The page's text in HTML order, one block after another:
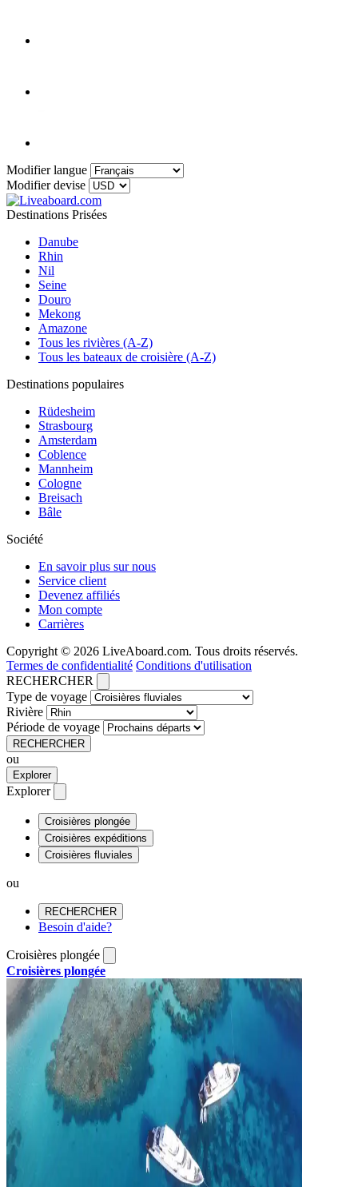
Modifier langue
Modifier devise
Destinations Prisées
Danube
Rhin
Nil
Seine
Douro
Mekong
Amazone
Tous les rivières (A-Z)
Tous les bateaux de croisière (A-Z)
Destinations populaires
Rüdesheim
Strasbourg
Amsterdam
Coblence
Mannheim
Cologne
Breisach
Bâle
Société
En savoir plus sur nous
Service client
Devenez affiliés
Mon compte
Carrières
Copyright © 2026 LiveAboard.com. Tous droits réservés.
Termes de confidentialité Conditions d'utilisation
RECHERCHER
Type de voyage
Rivière
Période de voyage
RECHERCHER
ou
Explorer
Explorer
Croisières plongée
Croisières expéditions
Croisières fluviales
ou
RECHERCHER
Besoin d'aide?
Croisières plongée
Croisières plongée